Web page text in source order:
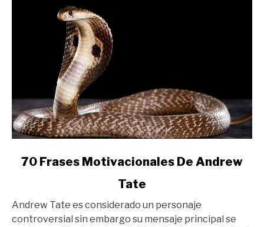
link
Frases
Motivacionales
70 Frases Motivacionales De Andrew
Tate
Andrew Tate es considerado un personaje
controversial sin embargo su mensaje principal se